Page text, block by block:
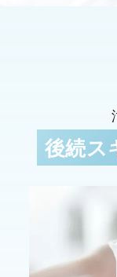
後続ス